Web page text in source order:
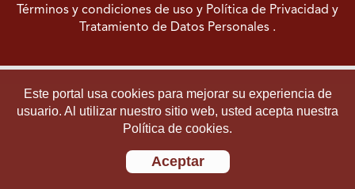
Este portal usa cookies para mejorar su experiencia de
usuario. Al utilizar nuestro sitio web, usted acepta nuestra
Política de cookies.
Aceptar
Términos y condiciones de uso y Política de Privacidad y
Tratamiento de Datos Personales .